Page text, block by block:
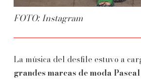
FOTO: Instagram
La música del desfile estuvo a
grandes marcas de moda